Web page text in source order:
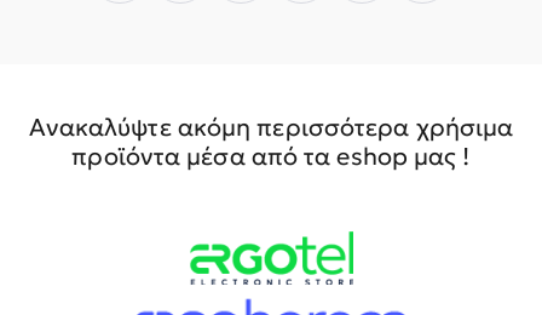
Ανακαλύψτε ακόμη περισσότερα χρήσιμα
προϊόντα μέσα από τα eshop μας !